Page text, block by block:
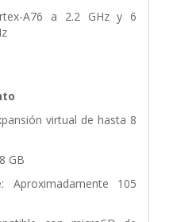
A76 a 2.2 GHz y 6
virtual de hasta 8
GB
Aproximadamente 105